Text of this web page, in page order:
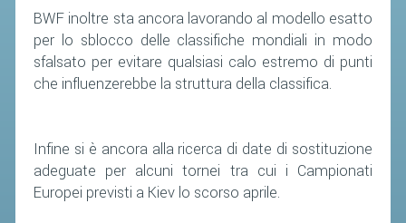
BWF inoltre sta ancora lavorando al modello esatto
per lo sblocco delle classifiche mondiali in modo
sfalsato per evitare qualsiasi calo estremo di punti
che influenzerebbe la struttura della classifica.
Infine si è ancora alla ricerca di date di sostituzione
adeguate per alcuni tornei tra cui i Campionati
Europei previsti a Kiev lo scorso aprile.
VOLA CON NOI
CENTRI TECNICI TERRITORIALI
COMMISSIONE ATLETI
AFFILIAZIONE E TESSERAMENTO